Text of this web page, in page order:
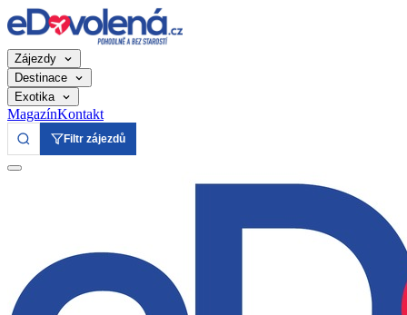
Zájezdy
Destinace
Exotika
MagazínKontakt
Filtr zájezdů